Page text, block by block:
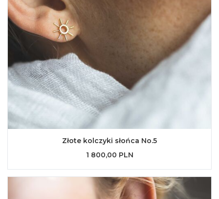
Złote kolczyki słońca No.5
1 800,00 PLN